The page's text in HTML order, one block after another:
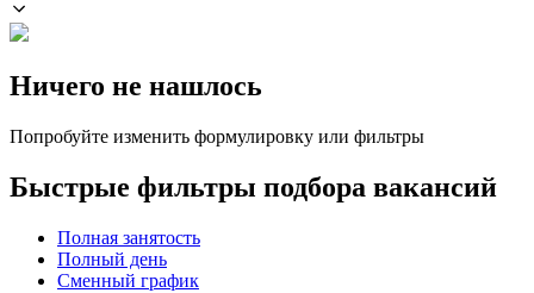
Ничего не нашлось
Попробуйте изменить формулировку или фильтры
Быстрые фильтры подбора вакансий
Полная занятость
Полный день
Сменный график